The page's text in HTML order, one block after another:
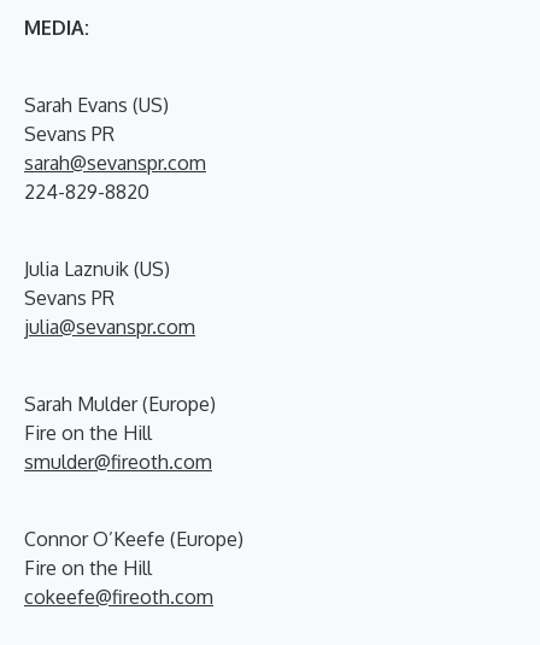
MEDIA:
Sarah Evans (US)
Sevans PR
sarah@sevanspr.com
224-829-8820
Julia Laznuik (US)
Sevans PR
julia@sevanspr.com
Sarah Mulder (Europe)
Fire on the Hill
smulder@fireoth.com
Connor O’Keefe (Europe)
Fire on the Hill
cokeefe@fireoth.com